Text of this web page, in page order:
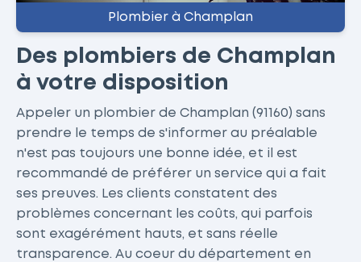
Plombier à Champlan
Des plombiers de Champlan
à votre disposition
Appeler un plombier de Champlan (91160) sans
prendre le temps de s'informer au préalable
n'est pas toujours une bonne idée, et il est
recommandé de préférer un service qui a fait
ses preuves. Les clients constatent des
problèmes concernant les coûts, qui parfois
sont exagérément hauts, et sans réelle
transparence. Au coeur du département en